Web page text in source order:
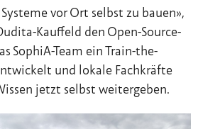
vor Ort selbst zu bauen»,
Kauffeld den Open-Source-
SophiA-Team ein Train-the-
und lokale Fachkräfte
jetzt selbst weitergeben.